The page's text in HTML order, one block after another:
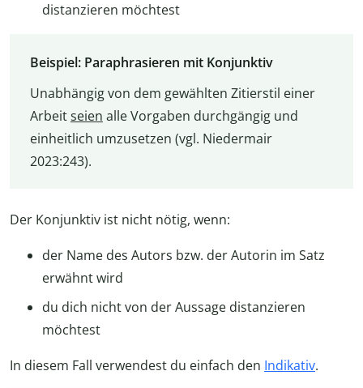
distanzieren möchtest
Beispiel: Paraphrasieren mit Konjunktiv
Unabhängig von dem gewählten Zitierstil einer
Arbeitseien alle Vorgaben durchgängig und
einheitlich umzusetzen (vgl. Niedermair
2023:243).
Der Konjunktiv ist nicht nötig, wenn:
der Name des Autors bzw. der Autorin im Satz
erwähnt wird
du dich nicht von der Aussage distanzieren
möchtest
In diesem Fall verwendest du einfach den Indikativ.